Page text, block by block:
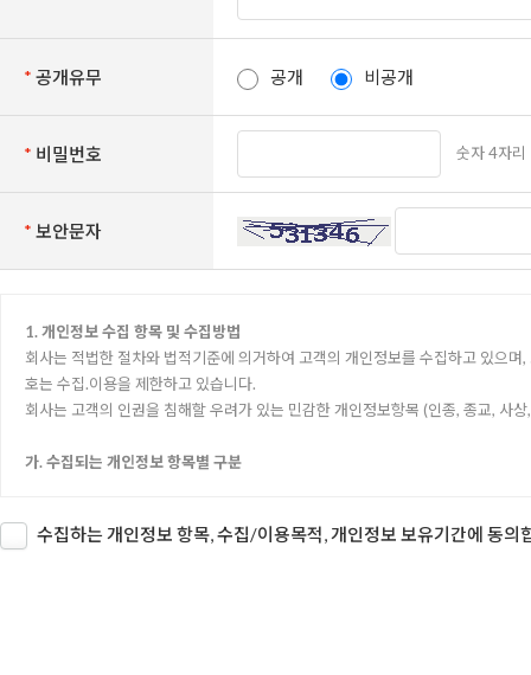
* 공개유무 공개 비공개
* 비밀번호 숫자 4자리
* 보안문자
1. 개인정보 수집 항목 및 수집방법
회사는 적법한 절차와 법적기준에 의거하여 고객의 개인정보를 수집하고 있으
호는 수집.이용을 제한하고 있습니다.
회사는 고객의 인권을 침해할 우려가 있는 민감한 개인정보항목 (인종, 종교, 사
가. 수집되는 개인정보 항목별 구분
1:1 문의, 견적의뢰, 상담신청 작성자, 휴대전화, 이메일
수집하는 개인정보 항목, 수집/이용목적, 개인정보 보유기간에 동의